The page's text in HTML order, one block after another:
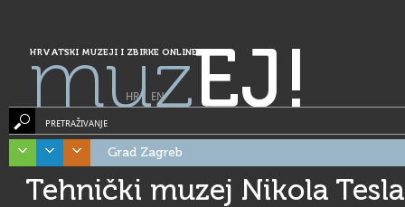
HRVATSKI MUZEJI I ZBIRKE ONLINE
muzEJ!
HR| EN
PRETRAŽIVANJE
Grad Zagreb
Tehnički muzej Nikola Tesla